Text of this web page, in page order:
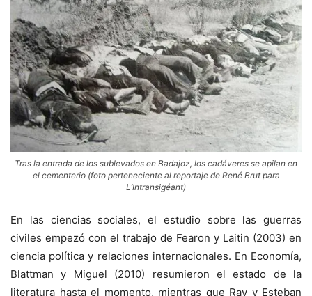
Tras la entrada de los sublevados en Badajoz, los cadáveres se apilan en
el cementerio (foto perteneciente al reportaje de René Brut para
L’Intransigéant)
En las ciencias sociales, el estudio sobre las guerras
civiles empezó con el trabajo de Fearon y Laitin (2003) en
ciencia política y relaciones internacionales. En Economía,
Blattman y Miguel (2010) resumieron el estado de la
literatura hasta el momento, mientras que Ray y Esteban